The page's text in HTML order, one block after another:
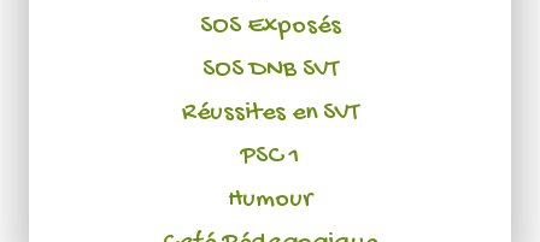
SOS Exposés
SOS DNB SVT
Réussites en SVT
PSC 1
Humour